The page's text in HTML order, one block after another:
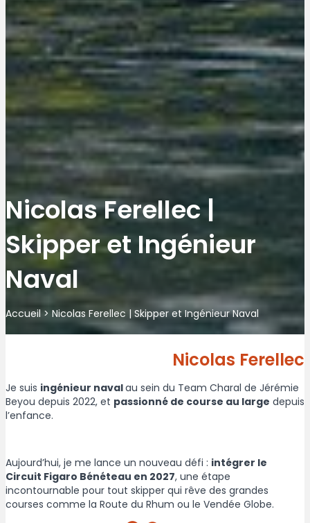
Nicolas Ferellec |
Skipper et Ingénieur
Naval
Accueil > Nicolas Ferellec | Skipper et Ingénieur Naval
Nicolas Ferellec
Je suis ingénieur navalau sein du Team Charal de Jérémie
Beyou depuis 2022, et passionné de course au large depuis
l’enfance.
Aujourd’hui, je me lance un nouveau défi : intégrer le
Circuit Figaro Bénéteau en 2027, une étape
incontournable pour tout skipper qui rêve des grandes
courses comme la Route du Rhum ou le Vendée Globe.